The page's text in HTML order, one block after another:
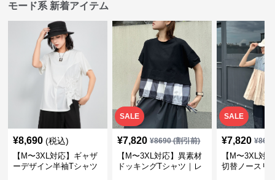
モード系 新着アイテム
¥8,690 (税込)
【M〜3XL対応】ギャザ
ーデザイン半袖Tシャツ
SALE
¥7,820 ¥8690(割引前)
【M〜3XL対応】異素材
ドッキングTシャツ｜レ
SALE
¥7,820 ¥
【M〜3XL対
切替ノースリ